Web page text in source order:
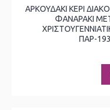
ΑΡΚΟΥΔΑΚΙ ΚΕΡΙ
ΦΑΝΑΡΑΚΙ
ΠΑΡ-